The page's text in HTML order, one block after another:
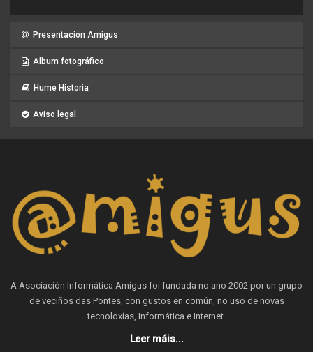
Presentación Amigus
Album fotográfico
Hume Historia
Aviso legal
A Asociación Informática Amigus foi fundada no ano 2002 por un grupo
de veciños das Pontes, con gustos en común, no uso de novas
tecnoloxías, Informática e Internet.
Leer máis...